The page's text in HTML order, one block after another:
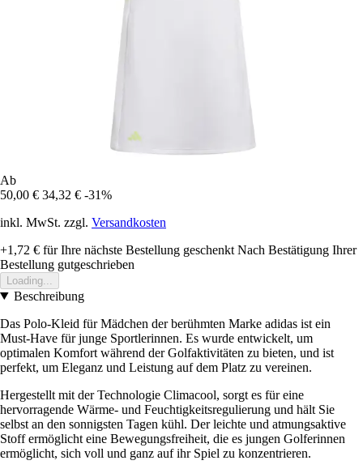
Ab
50,00 € 34,32 € -31%
inkl. MwSt. zzgl. Versandkosten
+1,72 € für Ihre nächste Bestellung geschenkt Nach Bestätigung Ihrer
Bestellung gutgeschrieben
Loading...
Beschreibung
Das Polo-Kleid für Mädchen der berühmten Marke adidas ist ein
Must-Have für junge Sportlerinnen. Es wurde entwickelt, um
optimalen Komfort während der Golfaktivitäten zu bieten, und ist
perfekt, um Eleganz und Leistung auf dem Platz zu vereinen.
Hergestellt mit der Technologie Climacool, sorgt es für eine
hervorragende Wärme- und Feuchtigkeitsregulierung und hält Sie
selbst an den sonnigsten Tagen kühl. Der leichte und atmungsaktive
Stoff ermöglicht eine Bewegungsfreiheit, die es jungen Golferinnen
ermöglicht, sich voll und ganz auf ihr Spiel zu konzentrieren.